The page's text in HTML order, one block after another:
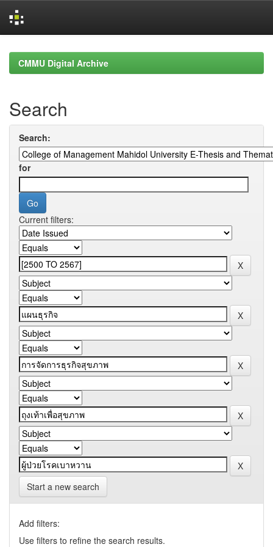
navigationCMMU Digital Archive
Search
Search:
for
Current filters:
Start a new search
Add filters:
Use filters to refine the search results.